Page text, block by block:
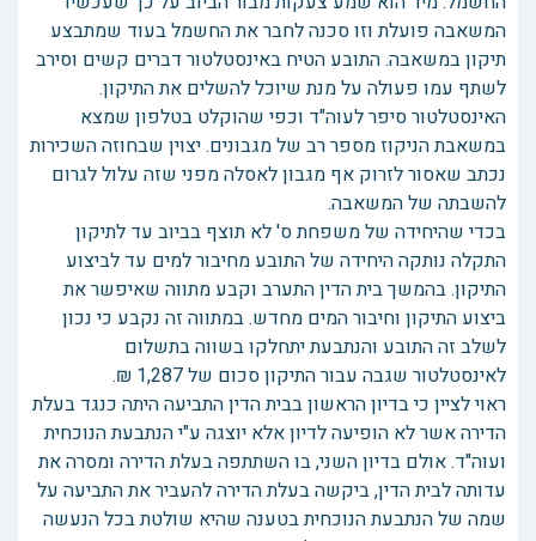
המשאבה פועלת וזו סכנה לחבר את החשמל בעוד שמתבצע
תיקון במשאבה. התובע הטיח באינסטלטור דברים קשים וסירב
לשתף עמו פעולה על מנת שיוכל להשלים את התיקון.
האינסטלטור סיפר לעוה"ד וכפי שהוקלט בטלפון שמצא
במשאבת הניקוז מספר רב של מגבונים. יצוין שבחוזה השכירות
נכתב שאסור לזרוק אף מגבון לאסלה מפני שזה עלול לגרום
להשבתה של המשאבה.
בכדי שהיחידה של משפחת ס' לא תוצף בביוב עד לתיקון
התקלה נותקה היחידה של התובע מחיבור למים עד לביצוע
התיקון. בהמשך בית הדין התערב וקבע מתווה שאיפשר את
ביצוע התיקון וחיבור המים מחדש. במתווה זה נקבע כי נכון
לשלב זה התובע והנתבעת יתחלקו בשווה בתשלום
לאינסטלטור שגבה עבור התיקון סכום של 1,287 ₪.
ראוי לציין כי בדיון הראשון בבית הדין התביעה היתה כנגד בעלת
הדירה אשר לא הופיעה לדיון אלא יוצגה ע"י הנתבעת הנוכחית
ועוה"ד. אולם בדיון השני, בו השתתפה בעלת הדירה ומסרה את
עדותה לבית הדין, ביקשה בעלת הדירה להעביר את התביעה על
שמה של הנתבעת הנוכחית בטענה שהיא שולטת בכל הנעשה